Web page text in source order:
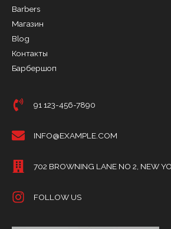
Barbers
Магазин
Blog
Контакты
Барбершоп
91 123-456-7890
INFO@EXAMPLE.COM
702 BROWNING LANE NO 2, NEW
FOLLOW US